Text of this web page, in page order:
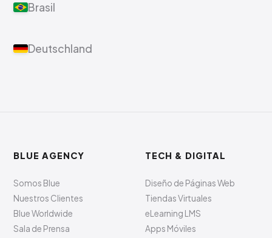
Brasil
Deutschland
BLUE AGENCY
Somos Blue
Nuestros Clientes
Blue Worldwide
Sala de Prensa
TECH & DIGITAL
Diseño de Páginas Web
Tiendas Virtuales
eLearning LMS
Apps Móviles